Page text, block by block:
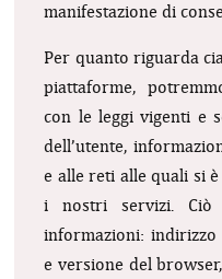
manifestazione di
Per quanto riguarda
piattaforme,
con le leggi vigenti e
dell’utente,
e alle reti alle quali si
i nostri servizi. Ciò
informazioni:
e versione del